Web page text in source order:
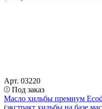
Арт. 03220
Под заказ
Масло хильбы премиум
(экстракт хильбы на базе